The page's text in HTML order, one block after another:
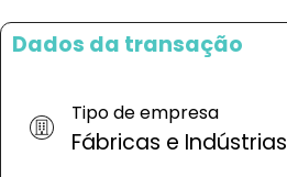
Dados da transação
Tipo de empresa
Fábricas e Indústrias